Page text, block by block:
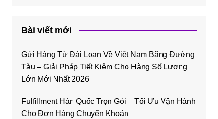
Bài viết mới
Gửi Hàng Từ Đài Loan Về Việt Nam Bằng Đường
Tàu – Giải Pháp Tiết Kiệm Cho Hàng Số Lượng
Lớn Mới Nhất 2026
Fulfillment Hàn Quốc Trọn Gói – Tối Ưu Vận Hành
Cho Đơn Hàng Chuyển Khoản